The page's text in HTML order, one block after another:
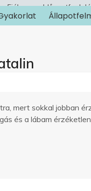
Fiókom
mert sokkal jobban
és a lábam